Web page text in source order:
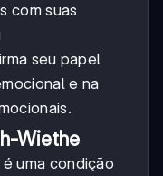
com suas
seu papel
e na
Wiethe
uma condição